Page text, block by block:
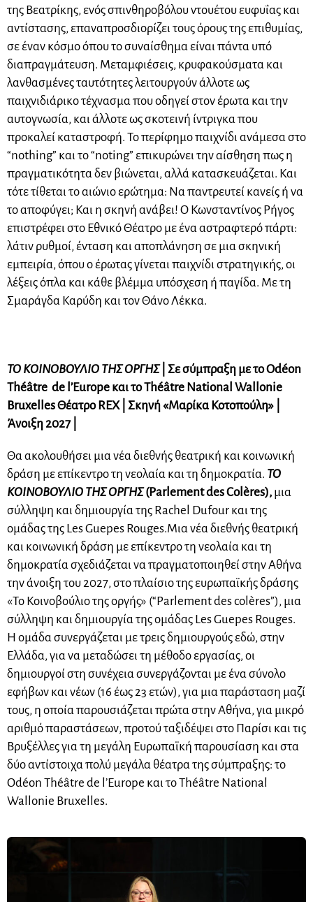
της Βεατρίκης, ενός σπινθηροβόλου ντουέτου ευφυΐας και
αντίστασης, επαναπροσδιορίζει τους όρους της επιθυμίας,
σε έναν κόσμο όπου το συναίσθημα είναι πάντα υπό
διαπραγμάτευση. Μεταμφιέσεις, κρυφακούσματα και
λανθασμένες ταυτότητες λειτουργούν άλλοτε ως
παιχνιδιάρικο τέχνασμα που οδηγεί στον έρωτα και την
αυτογνωσία, και άλλοτε ως σκοτεινή ίντριγκα που
προκαλεί καταστροφή. Το περίφημο παιχνίδι ανάμεσα στο
“nothing” και το “noting” επικυρώνει την αίσθηση πως η
πραγματικότητα δεν βιώνεται, αλλά κατασκευάζεται. Και
τότε τίθεται το αιώνιο ερώτημα: Να παντρευτεί κανείς ή να
το αποφύγει; Και η σκηνή ανάβει! Ο Κωνσταντίνος Ρήγος
επιστρέφει στο Εθνικό Θέατρο με ένα αστραφτερό πάρτι:
λάτιν ρυθμοί, ένταση και αποπλάνηση σε μια σκηνική
εμπειρία, όπου ο έρωτας γίνεται παιχνίδι στρατηγικής, οι
λέξεις όπλα και κάθε βλέμμα υπόσχεση ή παγίδα. Με τη
Σμαράγδα Καρύδη και τον Θάνο Λέκκα.
ΤΟ ΚΟΙΝΟΒΟΥΛΙΟ ΤΗΣ ΟΡΓΗΣ| Σε σύμπραξη με το Odéon
Théâtre de l’Europe και το Théâtre National Wallonie
Bruxelles Θέατρο REX | Σκηνή «Μαρίκα Κοτοπούλη» |
Άνοιξη 2027 |
Θα ακολουθήσει μια νέα διεθνής θεατρική και κοινωνική
δράση με επίκεντρο τη νεολαία και τη δημοκρατία. ΤΟ
ΚΟΙΝΟΒΟΥΛΙΟ ΤΗΣ ΟΡΓΗΣ(Parlement des Colères), μια
σύλληψη και δημιουργία της Rachel Dufour και της
ομάδας της Les Guepes Rouges.Μια νέα διεθνής θεατρική
και κοινωνική δράση με επίκεντρο τη νεολαία και τη
δημοκρατία σχεδιάζεται να πραγματοποιηθεί στην Αθήνα
την άνοιξη του 2027, στο πλαίσιο της ευρωπαϊκής δράσης
«Το Κοινοβούλιο της οργής» (“Parlement des colères”), μια
σύλληψη και δημιουργία της ομάδας Les Guepes Rouges.
Η ομάδα συνεργάζεται με τρεις δημιουργούς εδώ, στην
Ελλάδα, για να μεταδώσει τη μέθοδο εργασίας, οι
δημιουργοί στη συνέχεια συνεργάζονται με ένα σύνολο
εφήβων και νέων (16 έως 23 ετών), για μια παράσταση μαζί
τους, η οποία παρουσιάζεται πρώτα στην Αθήνα, για μικρό
αριθμό παραστάσεων, προτού ταξιδέψει στο Παρίσι και τις
Βρυξέλλες για τη μεγάλη Ευρωπαϊκή παρουσίαση και στα
δύο αντίστοιχα πολύ μεγάλα θέατρα της σύμπραξης: το
Odéon Théâtre de l’Europe και το Théâtre National
Wallonie Bruxelles.